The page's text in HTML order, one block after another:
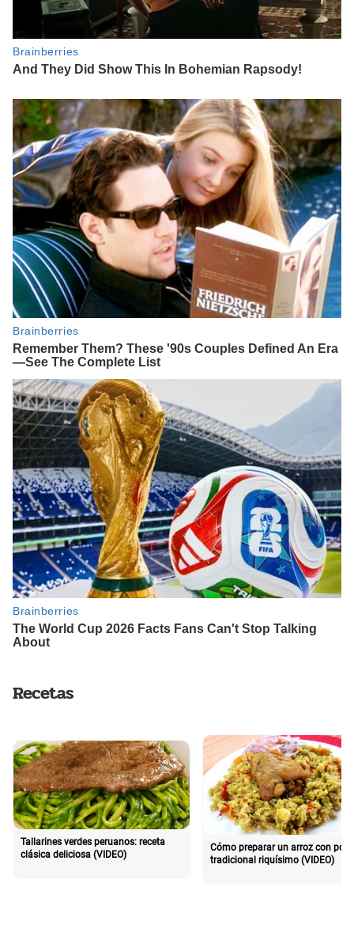
Recetas
Tallarines verdes peruanos: receta
clásica deliciosa (VIDEO)
Cómo preparar un arroz con pollo
tradicional riquísimo (VIDEO)